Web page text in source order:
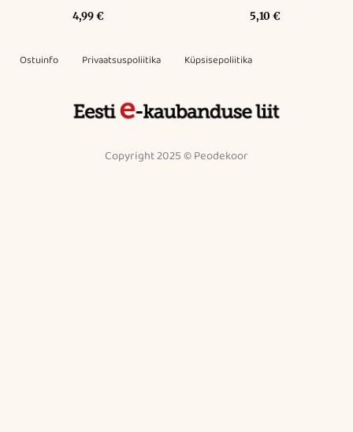
4,99€ 5,10 €
Ostuinfo Privaatsuspoliitika Küpsisepoliitika
Copyright 2025 © Peodekoor